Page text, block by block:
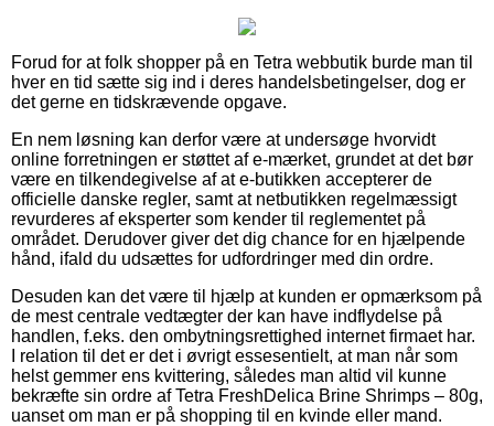
Forud for at folk shopper på en Tetra webbutik burde man til
hver en tid sætte sig ind i deres handelsbetingelser, dog er
det gerne en tidskrævende opgave.
En nem løsning kan derfor være at undersøge hvorvidt
online forretningen er støttet af e-mærket, grundet at det bør
være en tilkendegivelse af at e-butikken accepterer de
officielle danske regler, samt at netbutikken regelmæssigt
revurderes af eksperter som kender til reglementet på
området. Derudover giver det dig chance for en hjælpende
hånd, ifald du udsættes for udfordringer med din ordre.
Desuden kan det være til hjælp at kunden er opmærksom på
de mest centrale vedtægter der kan have indflydelse på
handlen, f.eks. den ombytningsrettighed internet firmaet har.
I relation til det er det i øvrigt essesentielt, at man når som
helst gemmer ens kvittering, således man altid vil kunne
bekræfte sin ordre af Tetra FreshDelica Brine Shrimps – 80g,
uanset om man er på shopping til en kvinde eller mand.